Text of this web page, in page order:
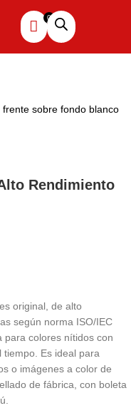
Rendimiento
original, de alto
según norma ISO/IEC
para colores nítidos con
Es ideal para
o imágenes a color de
de fábrica, con boleta